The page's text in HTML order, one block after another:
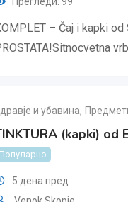
– Čaj i kapki od
и убавина,
(kapki) od
Популарно
5 дена пред